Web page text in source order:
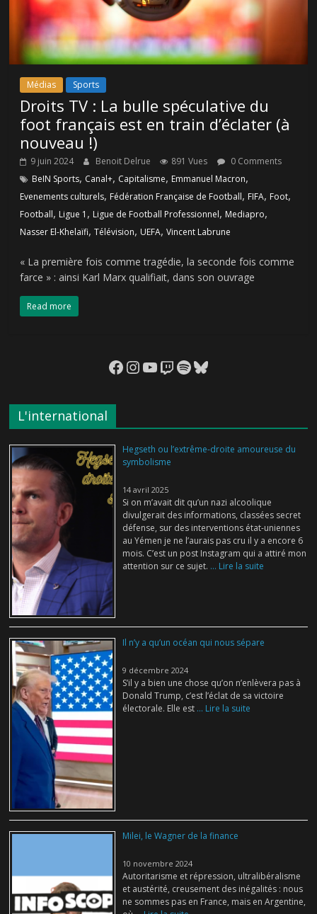
Médias Sports
Droits TV : La bulle spéculative du
foot français est en train d’éclater (à
nouveau !)
9 juin 2024 Benoit Delrue 891 Vues
0 Comments
BeIN Sports, Canal+, Capitalisme, Emmanuel Macron,
Evenements culturels, Fédération Française de Football, FIFA, Foot,
Football, Ligue 1 , Ligue de Football Professionnel, Mediapro,
Nasser El-Khelaïfi,Télévision, UEFA,Vincent Labrune
« La première fois comme tragédie, la seconde fois comme
farce » : ainsi Karl Marx qualifiait, dans son ouvrage
Read more
Facebook
Instagram
YouTube
Twitch
Spotify
Bluesky
L'international
Hegseth ou l’extrême-droite amoureuse du
symbolisme
14 avril 2025
Si on m’avait dit qu’un nazi alcoolique
divulgerait des informations, classées secret
défense, sur des interventions état-uniennes
au Yémen je ne l’aurais pas cru il y a encore 6
mois. C’est un post Instagram qui a attiré mon
attention sur ce sujet. ... Lire la suite
Il n’y a qu’un océan qui nous sépare
9 décembre 2024
S’il y a bien une chose qu’on n’enlèvera pas à
Donald Trump, c’est l’éclat de sa victoire
électorale. Elle est ... Lire la suite
Milei, le Wagner de la finance
10 novembre 2024
Autoritarisme et répression, ultralibéralisme
et austérité, creusement des inégalités : nous
ne sommes pas en France, mais en Argentine,